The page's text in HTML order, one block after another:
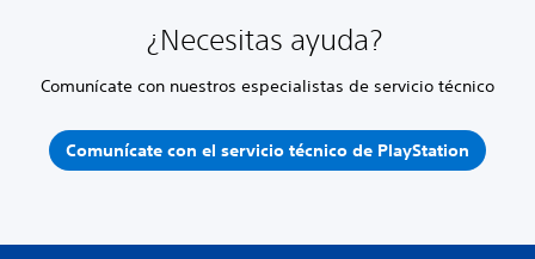
¿Necesitas ayuda?
Comunícate con nuestros especialistas de servicio técnico
Comunícate con el servicio técnico de PlayStation